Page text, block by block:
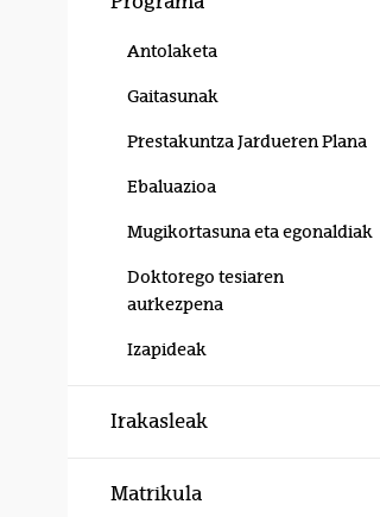
Antolaketa
Gaitasunak
Prestakuntza Jardueren Plana
Ebaluazioa
Mugikortasuna eta egonaldiak
Doktorego tesiaren
aurkezpena
Izapideak
Irakasleak
Matrikula